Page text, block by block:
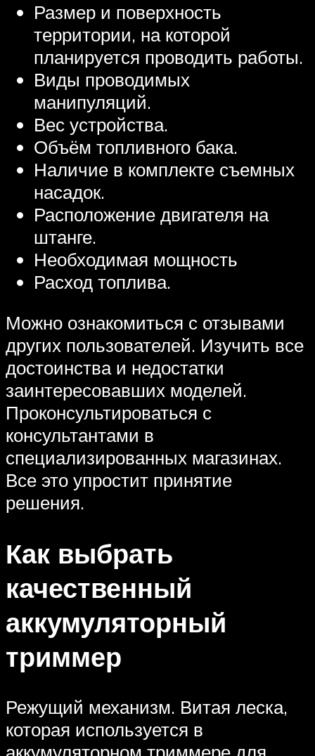
Размер и поверхность
территории, на которой
планируется проводить работы.
Виды проводимых
манипуляций.
Вес устройства.
Объём топливного бака.
Наличие в комплекте съемных
насадок.
Расположение двигателя на
штанге.
Необходимая мощность
Расход топлива.
Можно ознакомиться с отзывами
других пользователей. Изучить все
достоинства и недостатки
заинтересовавших моделей.
Проконсультироваться с
консультантами в
специализированных магазинах.
Все это упростит принятие
решения.
Как выбрать
качественный
аккумуляторный
триммер
Режущий механизм. Витая леска,
которая используется в